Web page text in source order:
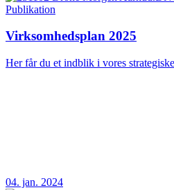
Publikation
Virksomhedsplan 2025
Her får du et indblik i vores
04. jan. 2024